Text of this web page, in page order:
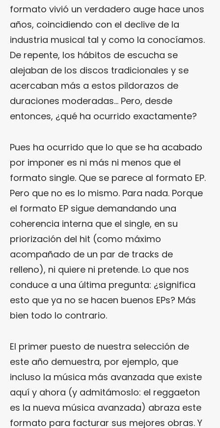
formato vivió un verdadero auge hace unos
años, coincidiendo con el declive de la
industria musical tal y como la conocíamos.
De repente, los hábitos de escucha se
alejaban de los discos tradicionales y se
acercaban más a estos pildorazos de
duraciones moderadas… Pero, desde
entonces, ¿qué ha ocurrido exactamente?
Pues ha ocurrido que lo que se ha acabado
por imponer es ni más ni menos que el
formato single. Que se parece al formato EP.
Pero que no es lo mismo. Para nada. Porque
el formato EP sigue demandando una
coherencia interna que el single, en su
priorización del hit (como máximo
acompañado de un par de tracks de
relleno), ni quiere ni pretende. Lo que nos
conduce a una última pregunta: ¿significa
esto que ya no se hacen buenos EPs? Más
bien todo lo contrario.
El primer puesto de nuestra selección de
este año demuestra, por ejemplo, que
incluso la música más avanzada que existe
aquí y ahora (y admitámoslo: el reggaeton
es la nueva música avanzada) abraza este
formato para facturar sus mejores obras. Y